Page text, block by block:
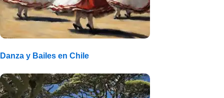
Danza y Bailes en Chile